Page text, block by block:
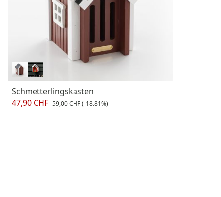
Schmetterlingskasten
47,90 CHF 59,00 CHF(-18.81%)